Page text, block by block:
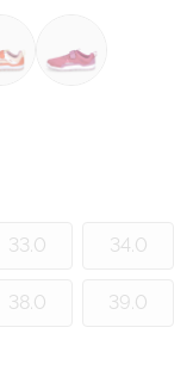
33.0 34.0
38.0 39.0